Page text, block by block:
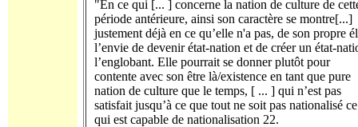
"En ce qui [... ] concerne la nation de culture de
période antérieure, ainsi son caractère se montre[...]
justement déjà en ce qu’elle n'a pas, de son propre
l’envie de devenir état-nation et de créer un état-
l’englobant. Elle pourrait se donner plutôt pour
contente avec son être là/existence en tant que pure
nation de culture que le temps, [ ... ] qui n’est pas
satisfait jusqu’à ce que tout ne soit pas nationalisé ce
qui est capable de nationalisation 22.